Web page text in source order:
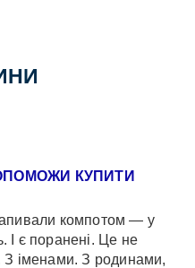
КУПИТИ
компотом — у
І є поранені. Це не
З іменами. З родинами,